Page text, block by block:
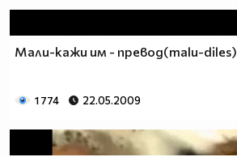
Мали-кажи им - превод(malu-diles)
1 774 22.05.2009